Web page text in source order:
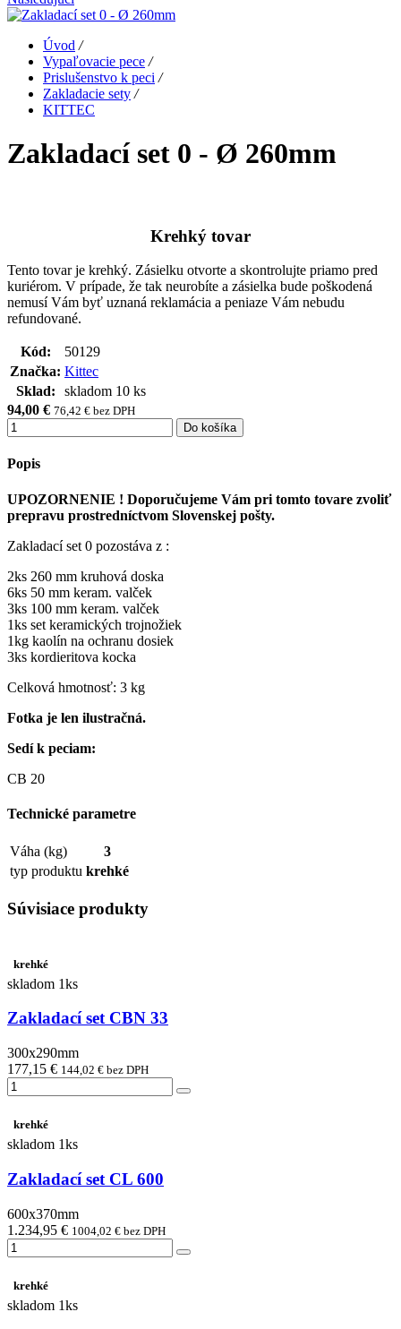
Úvod /
Vypaľovacie pece /
Prislušenstvo k peci /
Zakladacie sety /
KITTEC
Zakladací set 0 - Ø 260mm
Krehký tovar
Tento tovar je krehký. Zásielku otvorte a skontrolujte priamo pred
kuriérom. V prípade, že tak neurobíte a zásielka bude poškodená
nemusí Vám byť uznaná reklamácia a peniaze Vám nebudu
refundované.
Kód:
50129
Značka: Kittec
Sklad:
skladom 10 ks
94,00 € 76,42 € bez DPH
Do košíka
Popis
UPOZORNENIE ! Doporučujeme Vám pri tomto tovare zvoliť
prepravu prostredníctvom Slovenskej pošty.
Zakladací set 0 pozostáva z :
2ks 260 mm kruhová doska
6ks 50 mm keram. valček
3ks 100 mm keram. valček
1ks set keramických trojnožiek
1kg kaolín na ochranu dosiek
3ks kordieritova kocka
Celková hmotnosť: 3 kg
Fotka je len ilustračná.
Sedí k peciam:
CB 20
Technické parametre
Váha (kg)
3
typ produktu krehké
Súvisiace produkty
krehké
skladom 1ks
Zakladací set CBN 33
300x290mm
177,15 € 144,02 € bez DPH
krehké
skladom 1ks
Zakladací set CL 600
600x370mm
1.234,95 € 1004,02 € bez DPH
krehké
skladom 1ks